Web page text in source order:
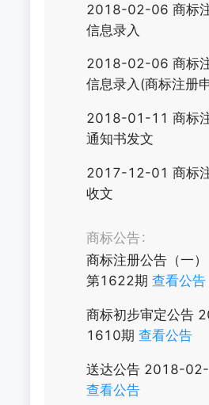
2018-02-06 商标
信息录入
2018-02-06 商标
信息录入(商标注册
2018-01-11 商标
通知书发文
2017-12-01 商标
收文
商标公告
商标注册公告（一）
第1622期 查看公告
商标初步审定公告
1610期 查看公告
送达公告 2018-
查看公告